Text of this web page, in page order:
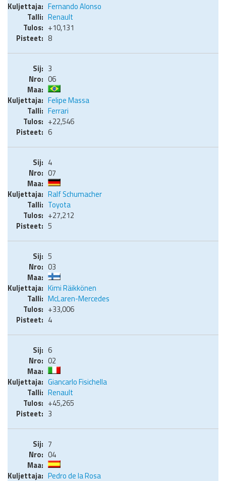
Fernando Alonso
Renault
+10,131
8
3
06
Felipe Massa
Ferrari
+22,546
6
4
07
Ralf Schumacher
Toyota
+27,212
5
5
03
Kimi Räikkönen
McLaren-Mercedes
+33,006
4
6
02
Giancarlo Fisichella
Renault
+45,265
3
7
04
Pedro de la Rosa